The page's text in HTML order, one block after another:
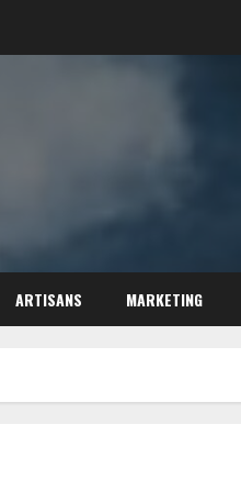
ARTISANS MARKETING